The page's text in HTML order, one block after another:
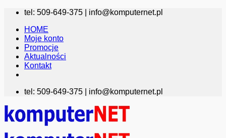
Przewiń
zawartości
tel: 509-649-375 | info@komputernet.pl
HOME
Moje konto
Promocje
Aktualności
Kontakt
tel: 509-649-375 | info@komputernet.pl